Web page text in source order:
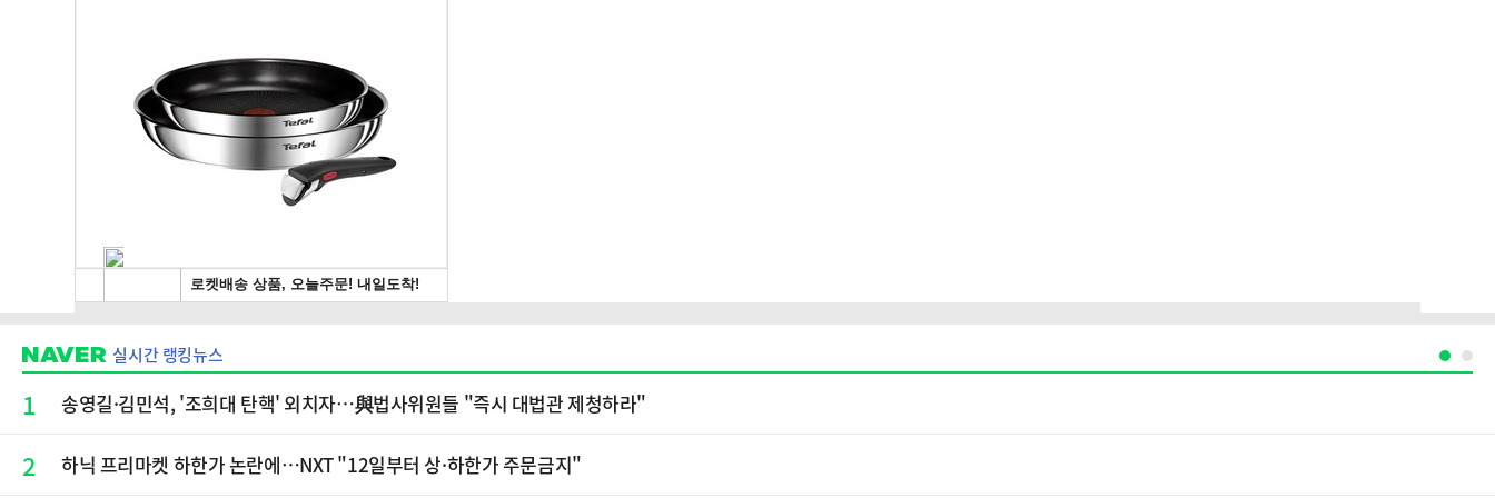
실시간 랭킹뉴스
1 송영길·김민석, '조희대 탄핵' 외치자…與법사위원들 "즉시 대법관 제청하라"
2 하닉 프리마켓 하한가 논란에…NXT "12일부터 상·하한가 주문금지"